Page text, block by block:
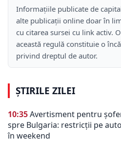
Informațiile publicate de
alte publicații online doar în
cu citarea sursei cu link activ.
această regulă constituie o
privind dreptul de autor.
ȘTIRILE ZILEI
10:35Avertisment pentru
spre Bulgaria: restricții pe
în weekend